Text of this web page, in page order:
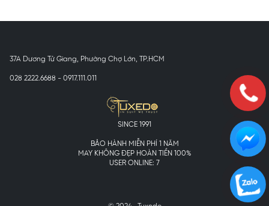
37A Dương Tử Giang, Phường Chợ Lớn, TP.HCM
028 2222.6688 - 0917.111.011
SINCE 1991
BẢO HÀNH MIỄN PHÍ 1 NĂM
MAY KHÔNG ĐẸP HOÀN TIỀN 100%
USER ONLINE: 7